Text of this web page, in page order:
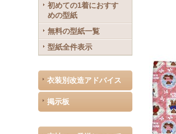
初めての1着におすす
めの型紙
無料の型紙一覧
型紙全件表示
衣装別改造アドバイス
掲示板